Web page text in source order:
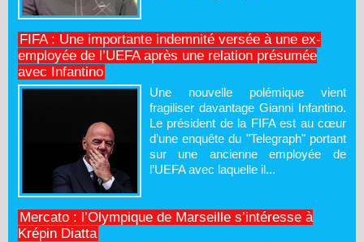
FIFA : Une importante indemnité versée à une ex-
employée de l’UEFA après une relation présumée
avec Infantino
Une nouvelle polémique vient
fragiliser davantage Gianni Infantino.
Le président de la FIFA est au cœur
d’une enquête du "Telegraph" portant
sur une ancienne employée de
l’UEFA avec laquelle il...
Mercato : l’Olympique de Marseille s’intéresse à
Krépin Diatta